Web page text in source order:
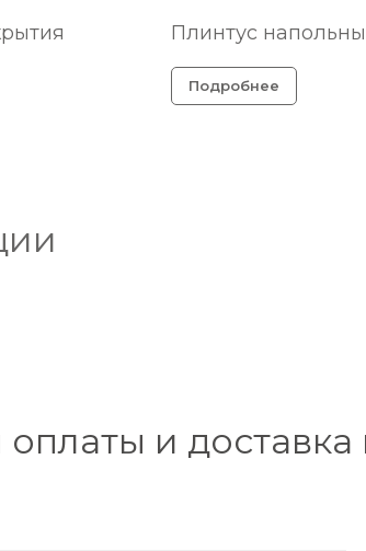
Плинтус
Подробнее
и доставка